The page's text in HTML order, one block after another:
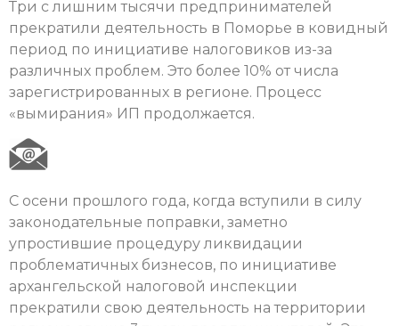
Три с лишним тысячи предпринимателей
прекратили деятельность в Поморье в ковидный
период по инициативе налоговиков из-за
различных проблем. Это более 10% от числа
зарегистрированных в регионе. Процесс
«вымирания» ИП продолжается.
С осени прошлого года, когда вступили в силу
законодательные поправки, заметно
упростившие процедуру ликвидации
проблематичных бизнесов, по инициативе
архангельской налоговой инспекции
прекратили свою деятельность на территории